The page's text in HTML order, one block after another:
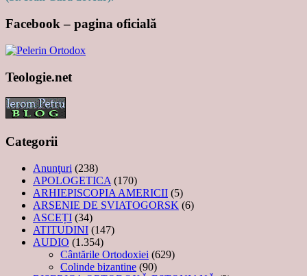
Facebook – pagina oficială
Teologie.net
Categorii
Anunţuri (238)
APOLOGETICA (170)
ARHIEPISCOPIA AMERICII (5)
ARSENIE DE SVIATOGORSK (6)
ASCEȚI (34)
ATITUDINI (147)
AUDIO (1.354)
Cântările Ortodoxiei (629)
Colinde bizantine (90)